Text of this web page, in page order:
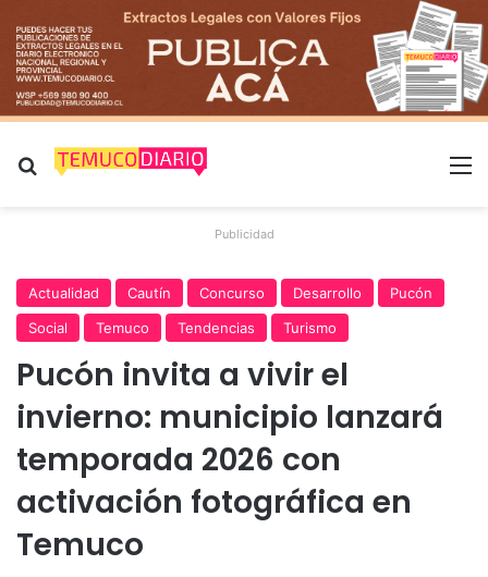
Buscar por
Publicidad
Actualidad Cautín Concurso Desarrollo
Pucón
Social
Temuco Tendencias Turismo
Pucón invita a vivir el
invierno: municipio lanzará
temporada 2026 con
activación fotográfica en
Temuco